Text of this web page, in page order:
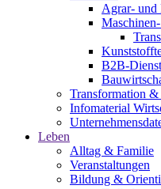
Agrar- und
B2B-
Transformation
Infomaterial
Leben
Alltag & Familie
Veranstaltungen
Bildung &